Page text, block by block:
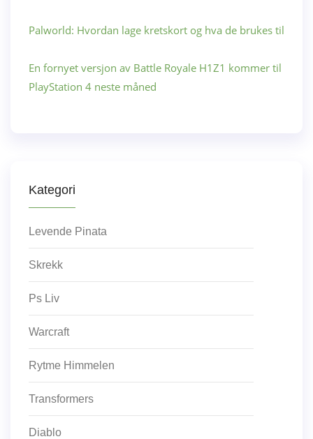
Palworld: Hvordan lage kretskort og hva de brukes til
En fornyet versjon av Battle Royale H1Z1 kommer til
PlayStation 4 neste måned
Kategori
Levende Pinata
Skrekk
Ps Liv
Warcraft
Rytme Himmelen
Transformers
Diablo